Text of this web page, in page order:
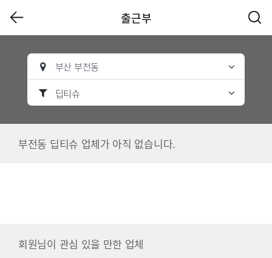
출근부
부산 부전동
딥티슈
부전동 딥티슈 업체가 아직 없습니다.
회원님이 관심 있을 만한 업체